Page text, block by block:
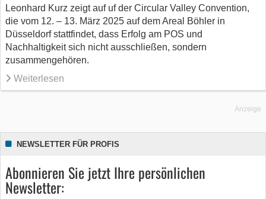
Leonhard Kurz zeigt auf uf der Circular Valley Convention,
die vom 12. – 13. März 2025 auf dem Areal Böhler in
Düsseldorf stattfindet, dass Erfolg am POS und
Nachhaltigkeit sich nicht ausschließen, sondern
zusammengehören.
Weiterlesen
Anzeige
NEWSLETTER FÜR PROFIS
Abonnieren Sie jetzt Ihre persönlichen
Newsletter: